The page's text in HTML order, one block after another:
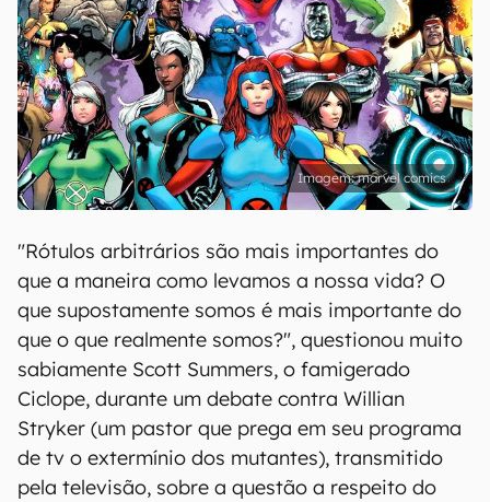
marvel comics
"Rótulos arbitrários são mais importantes do
que a maneira como levamos a nossa vida? O
que supostamente somos é mais importante do
que o que realmente somos?", questionou muito
sabiamente Scott Summers, o famigerado
Ciclope, durante um debate contra Willian
Stryker (um pastor que prega em seu programa
de tv o extermínio dos mutantes), transmitido
pela televisão, sobre a questão a respeito do